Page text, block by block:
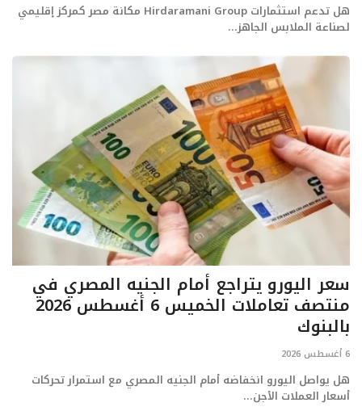
هل تدعم استثمارات Hirdaramani Group مكانة مصر كمركز إقليمي
لصناعة الملابس الجاهز...
سعر اليورو يتراجع أمام الجنيه المصري في
منتصف تعاملات الخميس 6 أغسطس 2026
بالبنوك
6 أغسطس 2026
هل يواصل اليورو انخفاضه أمام الجنيه المصري مع استمرار تحركات
أسعار العملات الأجن...